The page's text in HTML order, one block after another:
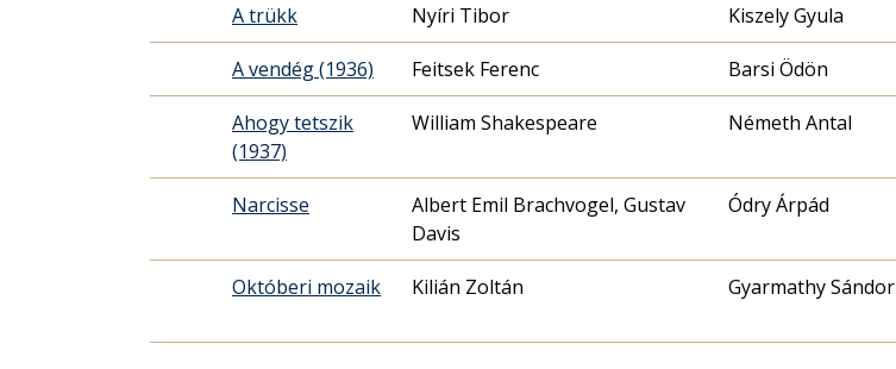
A trükk Nyíri Tibor Kiszely Gyula
A vendég (1936) Feitsek Ferenc Barsi Ödön
Ahogy tetszik
(1937)
William Shakespeare Németh Antal
Narcisse
Albert Emil Brachvogel, Gustav
Davis
Ódry Árpád
Októberi mozaik Kilián Zoltán Gyarmathy Sándor